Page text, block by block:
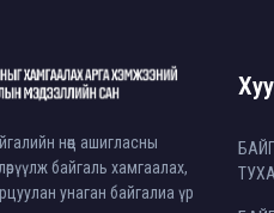
нөөц ашигласны
байгаль хамгаалах,
унаган байгалиа үр